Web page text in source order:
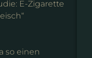
E-Zigarette
so einen